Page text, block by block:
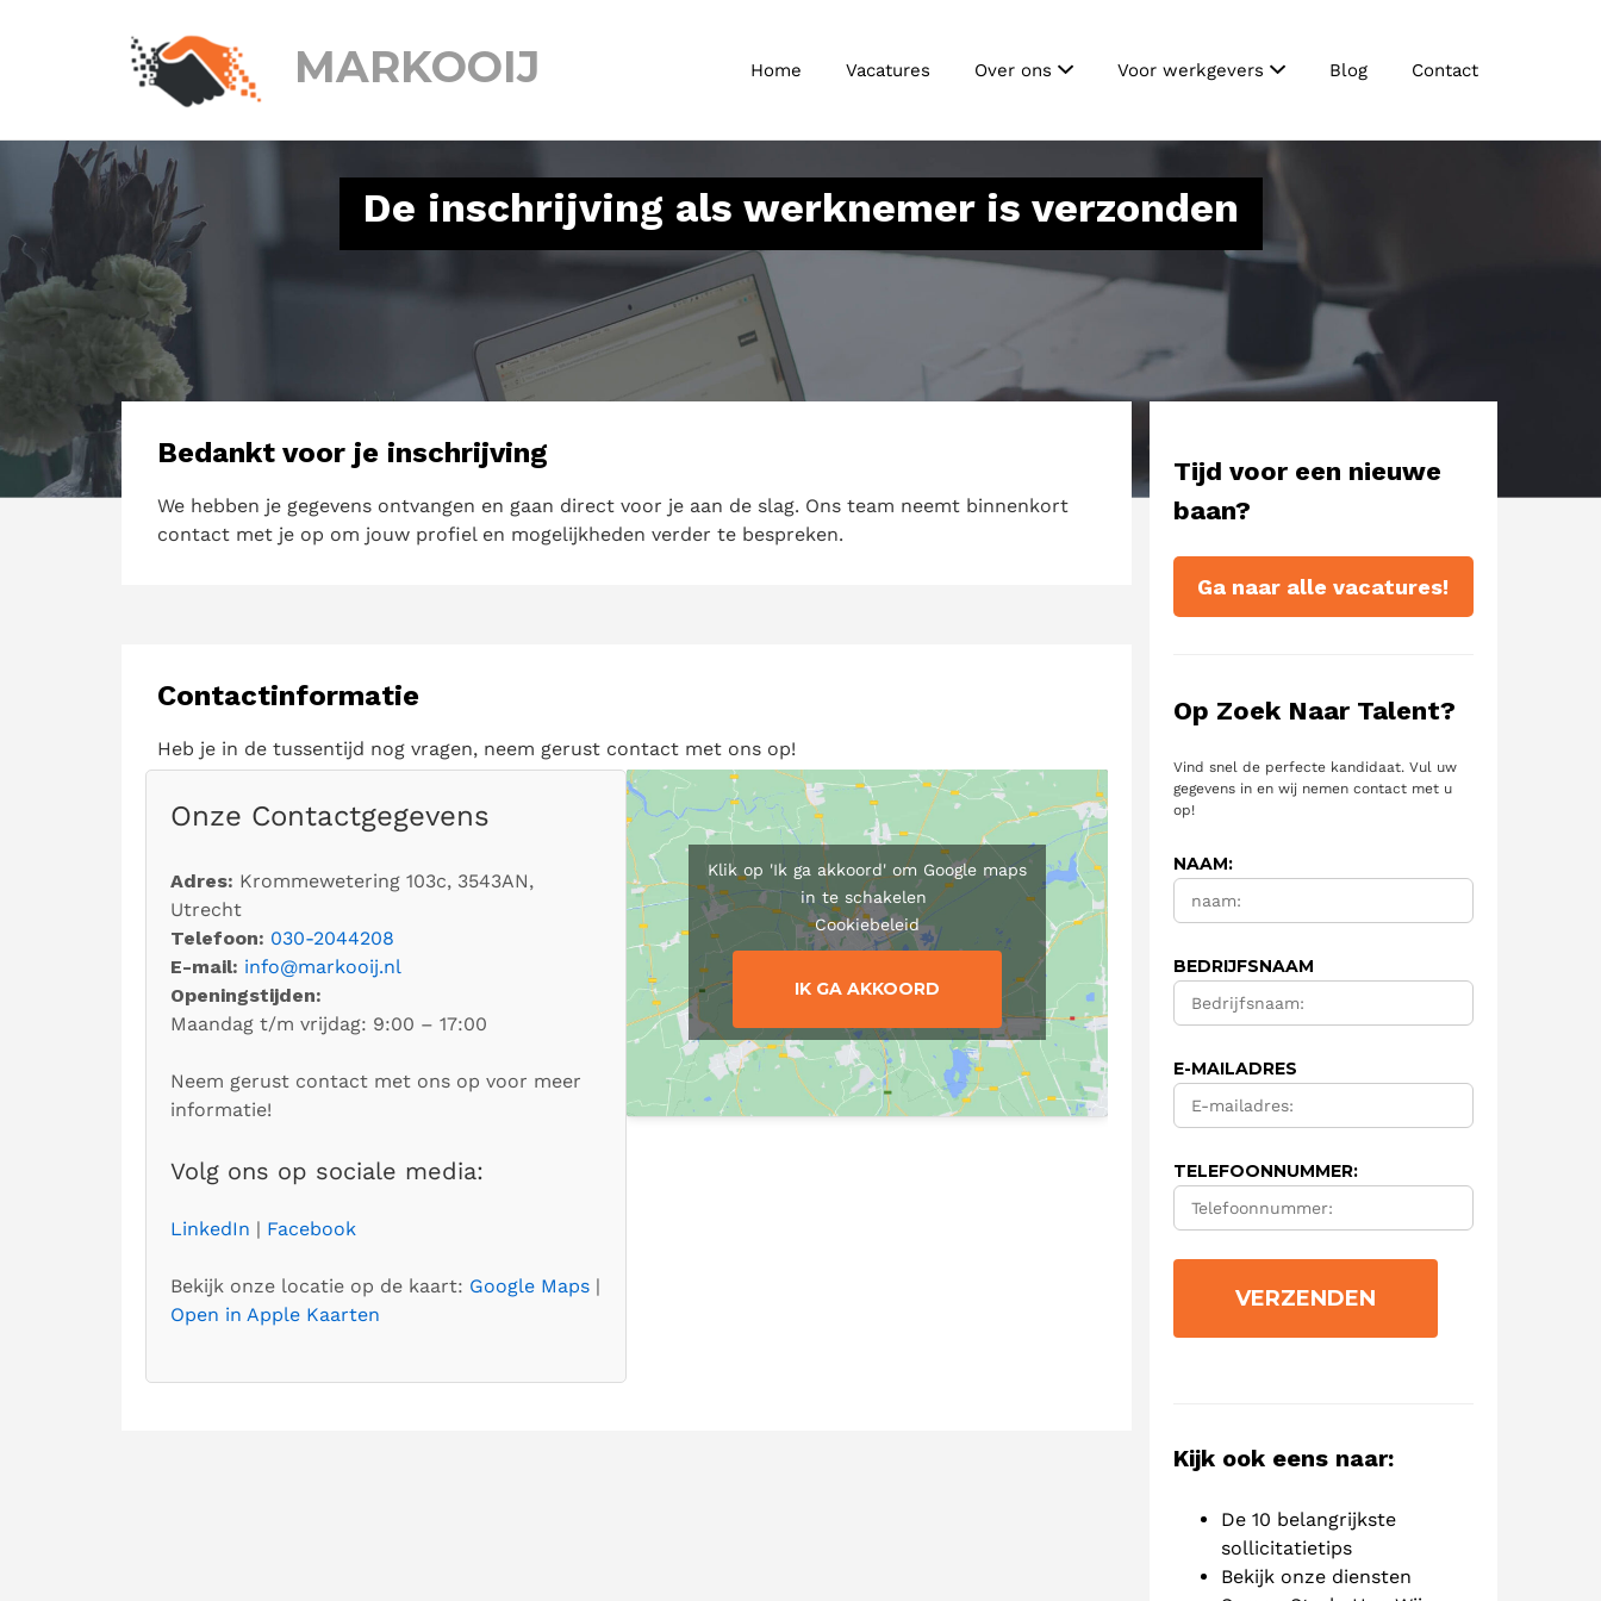
MARKOOIJ Home Vacatures Over ons Voor werkgevers Blog Contact
De inschrijving als werknemer is verzonden
Bedankt voor je inschrijving
We hebben je gegevens ontvangen en gaan direct voor je aan de slag. Ons team neemt binnenkort
contact met je op om jouw profiel en mogelijkheden verder te bespreken.
Contactinformatie
Heb je in de tussentijd nog vragen, neem gerust contact met ons op!
Onze Contactgegevens
Adres: Krommewetering 103c, 3543AN,
Utrecht
Telefoon: 030-2044208
E-mail: info@markooij.nl
Openingstijden:
Maandag t/m vrijdag: 9:00 – 17:00
Neem gerust contact met ons op voor meer
informatie!
Volg ons op sociale media:
LinkedIn | Facebook
Bekijk onze locatie op de kaart: Google Maps |
Open in Apple Kaarten
Klik op 'Ik ga akkoord' om Google maps
in te schakelen
Cookiebeleid
IK GA AKKOORD
Tijd voor een nieuwe
baan?
Ga naar alle vacatures!
Op Zoek Naar Talent?
Vind snel de perfecte kandidaat. Vul uw
gegevens in en wij nemen contact met u
op!
NAAM:
BEDRIJFSNAAM
E-MAILADRES
TELEFOONNUMMER:
Kijk ook eens naar:
De 10 belangrijkste
sollicitatietips
Bekijk onze diensten